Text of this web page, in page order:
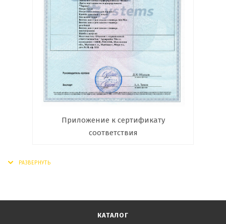
Приложение к сертификату
соответствия
КАТАЛОГ